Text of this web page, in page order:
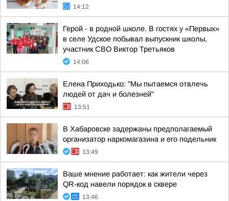
14:12
Герой - в родной школе. В гостях у «Первых»
в селе Удское побывал выпускник школы,
участник СВО Виктор Третьяков
14:06
Елена Приходько: "Мы пытаемся отвлечь
людей от дач и болезней"
13:51
В Хабаровске задержаны предполагаемый
организатор наркомагазина и его подельник
13:49
Ваше мнение работает: как жители через
QR-код навели порядок в сквере
13:46